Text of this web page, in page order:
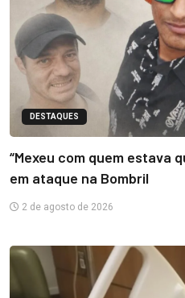
DESTAQUES
“Mexeu com quem estava
em ataque na Bombril
2 de agosto de 2026